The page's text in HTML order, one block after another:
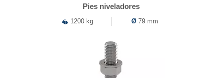
Pies niveladores
1200 kg Ø 79 mm